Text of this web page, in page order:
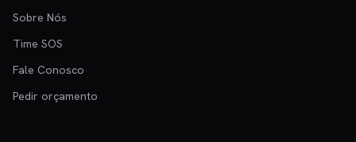
Sobre Nós
Time SOS
Fale Conosco
Pedir orçamento